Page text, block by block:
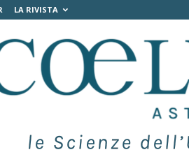
LA RIVISTA